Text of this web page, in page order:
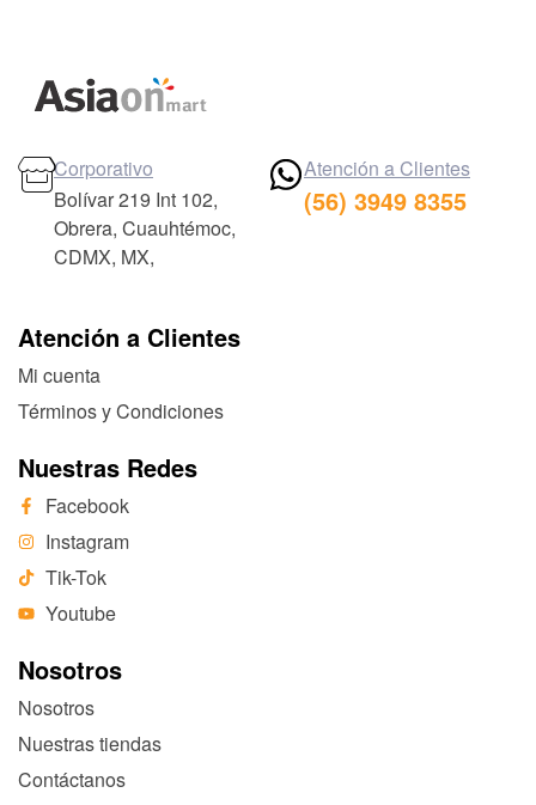
Atención a Clientes
Mi cuenta
Términos y Condiciones
Nuestras Redes
Facebook
Instagram
Tik-Tok
Youtube
Nosotros
Nosotros
Nuestras tiendas
Contáctanos
Corporativo
Bolívar 219 Int 102,
Obrera, Cuauhtémoc,
CDMX, MX,
Atención a Clientes
(56) 3949 8355